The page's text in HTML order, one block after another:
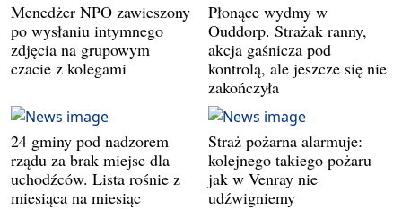
Menedżer NPO zawieszony
po wysłaniu intymnego
zdjęcia na grupowym
czacie z kolegami
Płonące wydmy w
Ouddorp. Strażak ranny,
akcja gaśnicza pod
kontrolą, ale jeszcze się nie
zakończyła
24 gminy pod nadzorem
rządu za brak miejsc dla
uchodźców. Lista rośnie z
miesiąca na miesiąc
Straż pożarna alarmuje:
kolejnego takiego pożaru
jak w Venray nie
udźwigniemy